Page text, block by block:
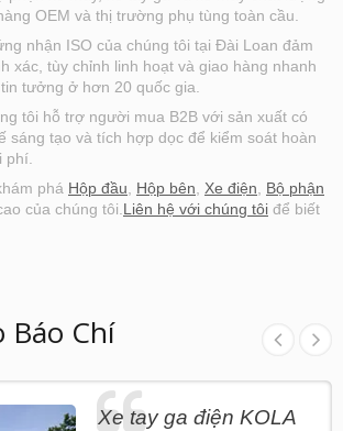
mà còn cung cấp giá thấp hơn cho
OEM và thị trường phụ tùng toàn cầu.
nhận ISO của chúng tôi tại Đài Loan đảm
xác, tùy chỉnh linh hoạt và giao hàng nhanh
tưởng ở hơn 20 quốc gia.
tôi hỗ trợ người mua B2B với sản xuất có
sáng tạo và tích hợp dọc để kiểm soát hoàn
phí.
phá Hộp đầu, Hộp bên, Xe điện, Bộ phận
của chúng tôi. Liên hệ với chúng tôi để biết
Báo Chí
Xe tay ga điện KOLA